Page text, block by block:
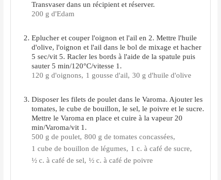
Transvaser dans un récipient et réserver.
200 g d'Edam
Eplucher et couper l'oignon et l'ail en 2. Mettre l'huile
d'olive, l'oignon et l'ail dans le bol de mixage et hacher
5 sec/vit 5. Racler les bords à l'aide de la spatule puis
sauter 5 min/120°C/vitesse 1.
120 g d'oignons, 1 gousse d'ail, 30 g d'huile d'olive
Disposer les filets de poulet dans le Varoma. Ajouter les
tomates, le cube de bouillon, le sel, le poivre et le sucre.
Mettre le Varoma en place et cuire à la vapeur 20
min/Varoma/vit 1.
500 g de poulet, 800 g de tomates concassées,
1 cube de bouillon de légumes, 1 c. à café de sucre,
½ c. à café de sel, ½ c. à café de poivre